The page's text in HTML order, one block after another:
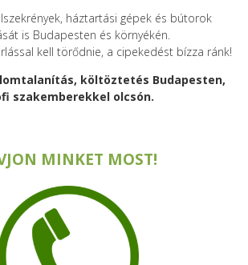
háztartási gépek és bútorok
is Budapesten és környékén.
kell törődnie, a cipekedést bízza ránk!
költöztetés Budapesten,
szakemberekkel olcsón.
MINKET MOST!